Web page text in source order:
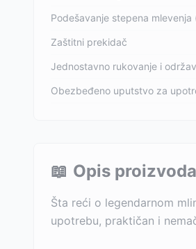
Podešavanje stepena mlevenja
Zaštitni prekidač
Jednostavno rukovanje i
Obezbeđeno uputstvo za
📖 Opis proizvoda
Šta reći o legendarnom
upotrebu, praktičan i